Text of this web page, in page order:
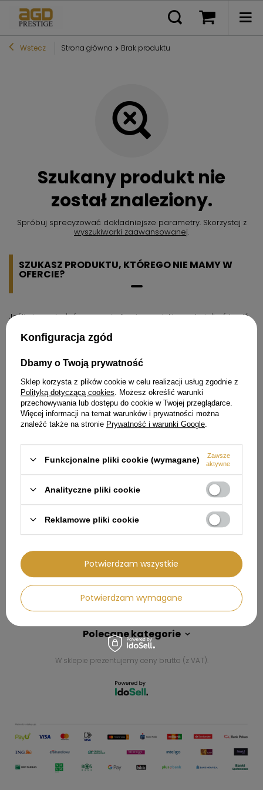
Wstecz Strona główna Brak produktu
Szukany produkt nie
został znaleziony.
Spróbuj sprecyzować dokładniejsze parametry. Skorzystaj z
wyszukiwarki zaawansowanej.
SZUKASZ PRODUKTU, KTÓREGO NIE MAMY W
OFERCIE?
Jeśli nie znalazłeś w naszej ofercie produktu, a chciałbyś kupić
formularza i przesłać nam opis szukanego przedmiotu. Aby
móc to zrobić musisz byćzalogowany
Zamówienia
Śledzenie przesyłki
Chcę zareklamować produkt
Chcę odstąpić od umowy
Chcę wymienić produkt
Kontakt
Konto
Regulaminy
Polecane kategorie
W sklepie prezentujemy ceny brutto (z VAT).
Konfiguracja zgód
Dbamy o Twoją prywatność
Sklep korzysta z plików cookie w celu realizacji usług zgodnie z
Polityką dotyczącą cookies . Możesz określić warunki
przechowywania lub dostępu do cookie w Twojej przeglądarce.
Więcej informacji na temat warunków i prywatności można
znaleźć także na stronie Prywatność i warunki Google
Funkcjonalne pliki cookie (wymagane)
Zawsze
aktywne
Analityczne pliki cookie
Reklamowe pliki cookie
Potwierdzam wymagane
Potwierdzam wszystkie